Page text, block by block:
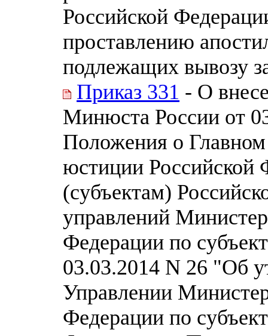
Российской
проставлению
подлежащих вывозу
Приказ 331 - О
Минюста России от
Положения о
юстиции Российской
(субъектам)
управлений
Федерации по
03.03.2014 N 26 "Об
Управлении
Федерации по